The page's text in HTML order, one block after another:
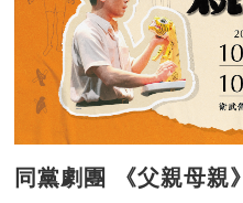
同黨劇團 《父親母親》